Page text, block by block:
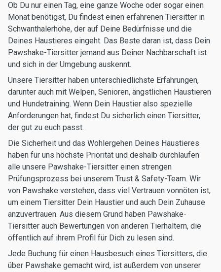
Ob Du nur einen Tag, eine ganze Woche oder sogar einen
Monat benötigst, Du findest einen erfahrenen Tiersitter in
Schwanthalerhöhe, der auf Deine Bedürfnisse und die
Deines Haustieres eingeht. Das Beste daran ist, dass Dein
Pawshake-Tiersitter jemand aus Deiner Nachbarschaft ist
und sich in der Umgebung auskennt.
Unsere Tiersitter haben unterschiedlichste Erfahrungen,
darunter auch mit Welpen, Senioren, ängstlichen Haustieren
und Hundetraining. Wenn Dein Haustier also spezielle
Anforderungen hat, findest Du sicherlich einen Tiersitter,
der gut zu euch passt.
Die Sicherheit und das Wohlergehen Deines Haustieres
haben für uns höchste Priorität und deshalb durchlaufen
alle unsere Pawshake-Tiersitter einen strengen
Prüfungsprozess bei unserem Trust & Safety-Team. Wir
von Pawshake verstehen, dass viel Vertrauen vonnöten ist,
um einem Tiersitter Dein Haustier und auch Dein Zuhause
anzuvertrauen. Aus diesem Grund haben Pawshake-
Tiersitter auch Bewertungen von anderen Tierhaltern, die
öffentlich auf ihrem Profil für Dich zu lesen sind.
Jede Buchung für einen Hausbesuch eines Tiersitters, die
über Pawshake gemacht wird, ist außerdem von unserer